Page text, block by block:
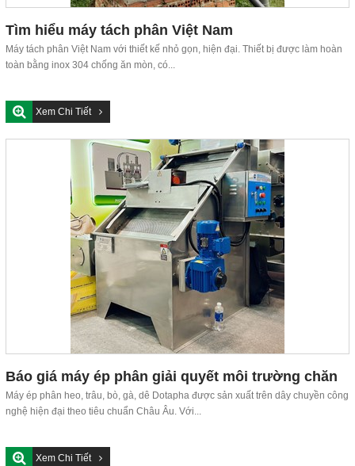
Tìm hiểu máy tách phân Việt Nam
Máy tách phân Việt Nam với thiết kế nhỏ gọn, hiện đại. Thiết bị được làm hoàn
toàn bằng inox 304 chống ăn mòn, có...
Xem Chi Tiết
Báo giá máy ép phân giải quyết môi trường chăn
nuôi
Máy ép phân heo, trâu, bò, gà, dê Dotapha được sản xuất trên dây chuyền công
nghệ hiện đại theo tiêu chuẩn Châu Âu. Với...
Xem Chi Tiết